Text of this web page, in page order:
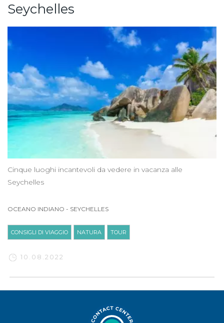
Seychelles
Cinque luoghi incantevoli da vedere in vacanza alle
Seychelles
OCEANO INDIANO - SEYCHELLES
CONSIGLI DI VIAGGIO NATURA TOUR
10.08.2022